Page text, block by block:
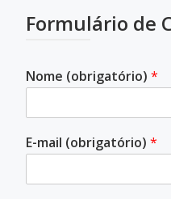
Formulário de
Nome (obrigatório) *
E-mail (obrigatório) *